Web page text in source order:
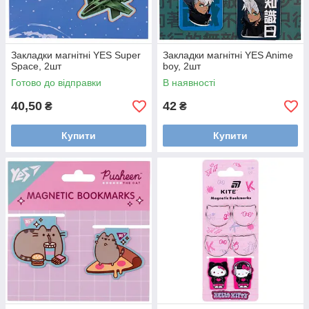
Закладки магнітні YES Super
Space, 2шт
Готово до відправки
40,50 ₴
Купити
Закладки магнітні YES Anime
boy, 2шт
В наявності
42 ₴
Купити